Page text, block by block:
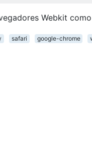
Webkit
safari google-chrome